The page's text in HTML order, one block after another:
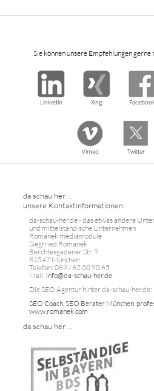
Sie können unsere Empfehlungen gerne
Linkedin Xing
Vimeo Twitter
da schau her ...
unsere Kontaktinformationen:
da-schau-her.de - das etwas andere
und mittelständische Unternehmen
Romanek mediamodule
Siegfried Romanek
Berchtesgadener Str. 9
81547 München
Telefon: 089 / 62 00 90 65
Mail: info@da-schau-her.de
Die SEO Agentur hinter da-schau-her.de:
SEO Coach, SEO Berater München,
www.romanek.com
da schau her ...